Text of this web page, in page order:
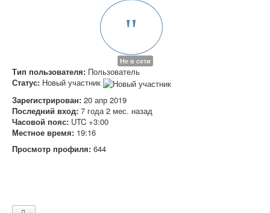
Не в сети
Тип пользователя: Пользователь
Статус: Новый участник
Зарегистрирован: 20 апр 2019
Последний вход: 7 года 2 мес. назад
Часовой пояс: UTC +3:00
Местное время: 19:16
Просмотр профиля: 644